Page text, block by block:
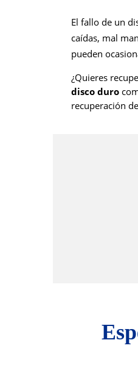
El fallo de un
caídas, mal
pueden
¿Quieres
disco duro
recuperación